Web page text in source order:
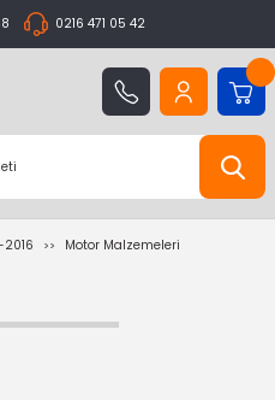
0216 471 05 42
Motor Malzemeleri